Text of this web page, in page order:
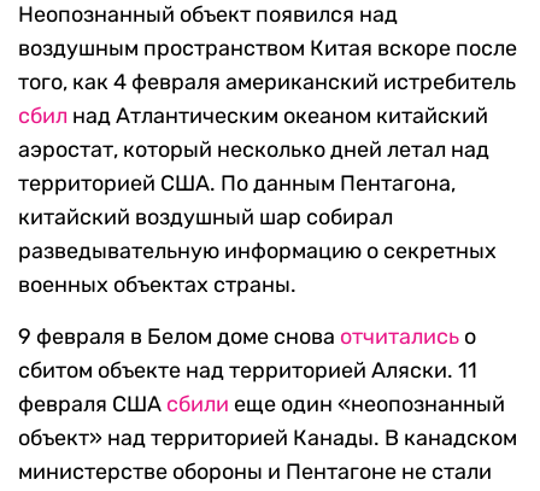
Неопознанный объект появился над
воздушным пространством Китая вскоре после
того, как 4 февраля американский истребитель
сбил над Атлантическим океаном китайский
аэростат, который несколько дней летал над
территорией США. По данным Пентагона,
китайский воздушный шар собирал
разведывательную информацию о секретных
военных объектах страны.
9 февраля в Белом доме снова отчитались о
сбитом объекте над территорией Аляски. 11
февраля США сбили еще один «неопознанный
объект» над территорией Канады. В канадском
министерстве обороны и Пентагоне не стали